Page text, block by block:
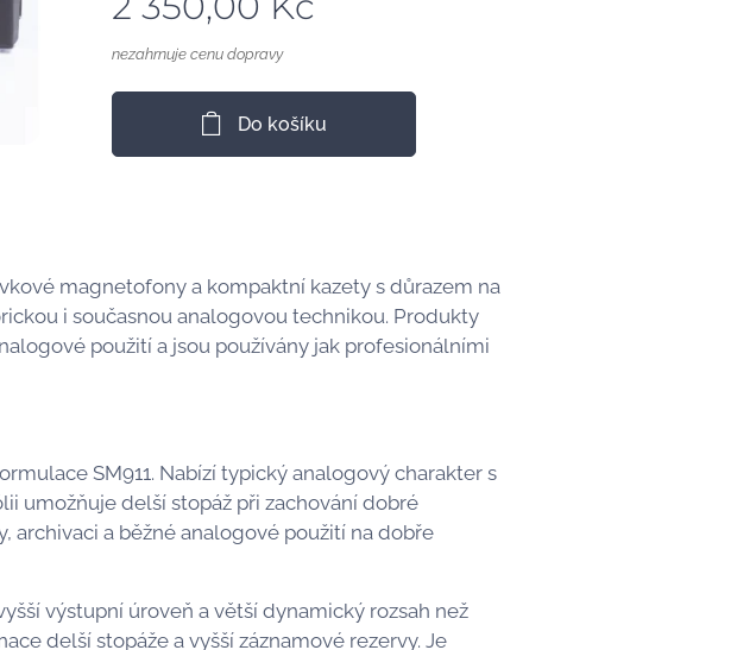
nezahrnuje cenu dopravy
Do košíku
magnetofony a kompaktní kazety s důrazem na
i současnou analogovou technikou. Produkty
použití a jsou používány jak profesionálními
SM911. Nabízí typický analogový charakter s
umožňuje delší stopáž při zachování dobré
archivaci a běžné analogové použití na dobře
výstupní úroveň a větší dynamický rozsah než
delší stopáže a vyšší záznamové rezervy. Je